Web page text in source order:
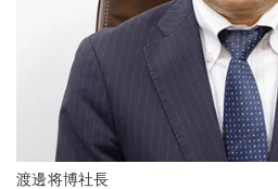
渡邊将博社長